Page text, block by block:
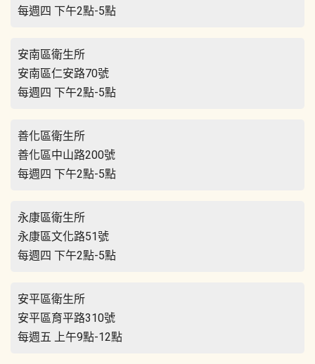
每週四 下午2點-5點
安南區衛生所
安南區仁安路70號
每週四 下午2點-5點
善化區衛生所
善化區中山路200號
每週四 下午2點-5點
永康區衛生所
永康區文化路51號
每週四 下午2點-5點
安平區衛生所
安平區育平路310號
每週五 上午9點-12點